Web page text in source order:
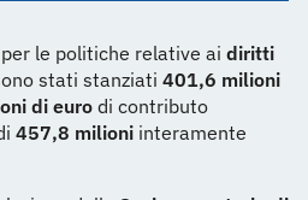
per le politiche relative ai diritti
stati stanziati 401,6 milioni
di euro di contributo
457,8 milioni interamente